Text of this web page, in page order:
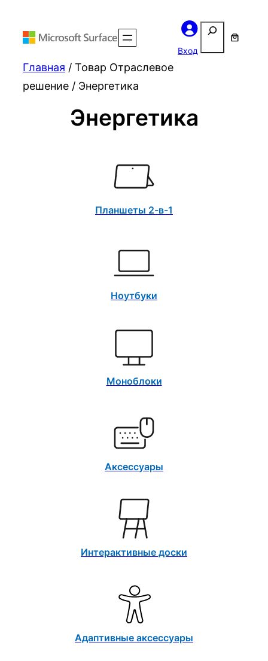
Вход
Поиск
Главная / Товар Отраслевое
решение / Энергетика
Энергетика
Планшеты 2-в-1
Ноутбуки
Моноблоки
Аксессуары
Интерактивные доски
Адаптивные аксессуары